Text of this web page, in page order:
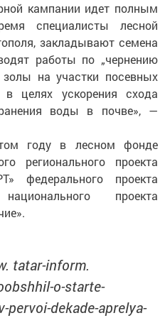
кампании идет полным
специалисты лесной
закладывают семена
работы по „чернению
на участки посевных
целях ускорения схода
воды в почве», —
году в лесном фонде
регионального проекта
федерального проекта
проекта
tatar-inform.
o-starte-
dekade-aprelya-